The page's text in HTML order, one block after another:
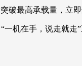
最高承载量，立即
机在手，说走就走”